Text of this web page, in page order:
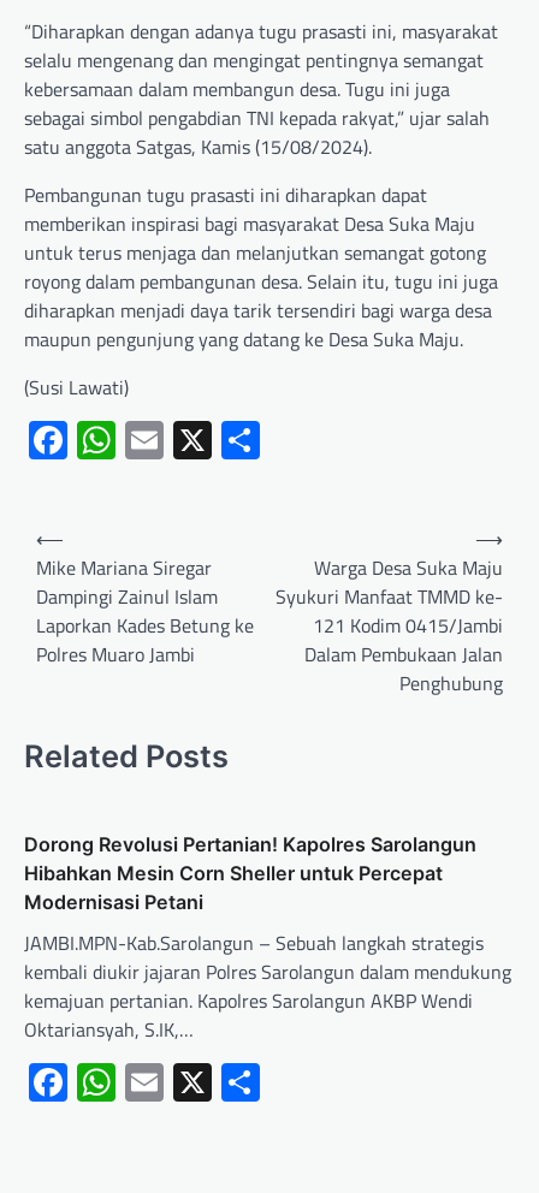
“Diharapkan dengan adanya tugu prasasti ini, masyarakat
selalu mengenang dan mengingat pentingnya semangat
kebersamaan dalam membangun desa. Tugu ini juga
sebagai simbol pengabdian TNI kepada rakyat,” ujar salah
satu anggota Satgas, Kamis (15/08/2024).
Pembangunan tugu prasasti ini diharapkan dapat
memberikan inspirasi bagi masyarakat Desa Suka Maju
untuk terus menjaga dan melanjutkan semangat gotong
royong dalam pembangunan desa. Selain itu, tugu ini juga
diharapkan menjadi daya tarik tersendiri bagi warga desa
maupun pengunjung yang datang ke Desa Suka Maju.
(Susi Lawati)
Facebook
WhatsApp
Email
X
⟵
Mike Mariana Siregar
Dampingi Zainul Islam
Laporkan Kades Betung ke
Polres Muaro Jambi
Warga Desa Suka Maju
Syukuri Manfaat TMMD ke-
121 Kodim 0415/Jambi
Dalam Pembukaan Jalan
Penghubung
⟶
Related Posts
Dorong Revolusi Pertanian! Kapolres Sarolangun
Hibahkan Mesin Corn Sheller untuk Percepat
Modernisasi Petani
JAMBI.MPN-Kab.Sarolangun – Sebuah langkah strategis
kembali diukir jajaran Polres Sarolangun dalam mendukung
kemajuan pertanian. Kapolres Sarolangun AKBP Wendi
Oktariansyah, S.IK,…
Facebook
WhatsApp
Email
X